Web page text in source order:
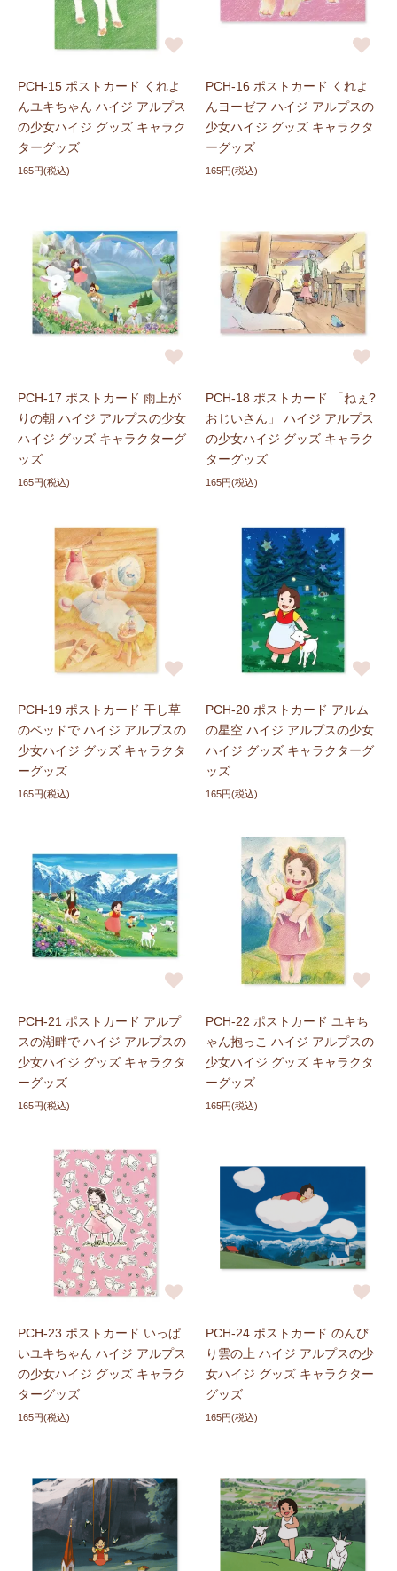
PCH-15 ポストカード くれよ
んユキちゃん ハイジ アルプス
の少女ハイジ グッズ キャラク
ターグッズ
165円(税込)
PCH-16 ポストカード くれよ
んヨーゼフ ハイジ アルプスの
少女ハイジ グッズ キャラクタ
ーグッズ
165円(税込)
PCH-17 ポストカード 雨上が
りの朝 ハイジ アルプスの少女
ハイジ グッズ キャラクターグ
ッズ
165円(税込)
PCH-18 ポストカード 「ねぇ?
おじいさん」 ハイジ アルプス
の少女ハイジ グッズ キャラク
ターグッズ
165円(税込)
PCH-19 ポストカード 干し草
のベッドで ハイジ アルプスの
少女ハイジ グッズ キャラクタ
ーグッズ
165円(税込)
PCH-20 ポストカード アルム
の星空 ハイジ アルプスの少女
ハイジ グッズ キャラクターグ
ッズ
165円(税込)
PCH-21 ポストカード アルプ
スの湖畔で ハイジ アルプスの
少女ハイジ グッズ キャラクタ
ーグッズ
165円(税込)
PCH-22 ポストカード ユキち
ゃん抱っこ ハイジ アルプスの
少女ハイジ グッズ キャラクタ
ーグッズ
165円(税込)
PCH-23 ポストカード いっぱ
いユキちゃん ハイジ アルプス
の少女ハイジ グッズ キャラク
ターグッズ
165円(税込)
PCH-24 ポストカード のんび
り雲の上 ハイジ アルプスの少
女ハイジ グッズ キャラクター
グッズ
165円(税込)